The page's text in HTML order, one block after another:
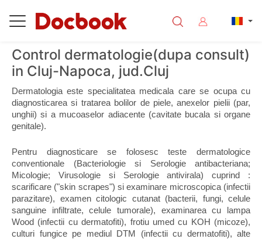
Control dermatologie(dupa consult)
in Cluj-Napoca, jud.Cluj
Dermatologia este specialitatea medicala care se ocupa cu
diagnosticarea si tratarea bolilor de piele, anexelor pielii (par,
unghii) si a mucoaselor adiacente (cavitate bucala si organe
genitale).
Pentru diagnosticare se folosesc teste dermatologice
conventionale (Bacteriologie si Serologie antibacteriana;
Micologie; Virusologie si Serologie antivirala) cuprind :
scarificare ("skin scrapes") si examinare microscopica (infectii
parazitare), examen citologic cutanat (bacterii, fungi, celule
sanguine infiltrate, celule tumorale), examinarea cu lampa
Wood (infectii cu dermatofiti), frotiu umed cu KOH (micoze),
culturi fungice pe mediul DTM (infectii cu dermatofiti), alte